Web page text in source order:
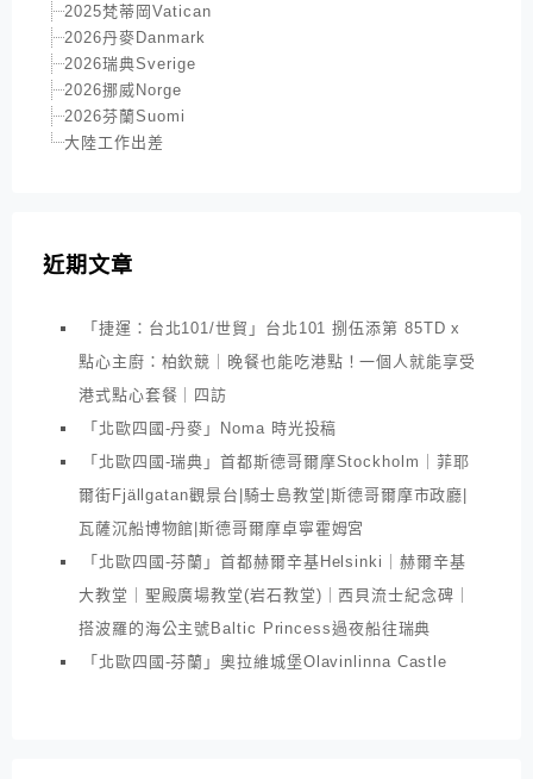
2025梵蒂岡Vatican
2026丹麥Danmark
2026瑞典Sverige
2026挪威Norge
2026芬蘭Suomi
大陸工作出差
近期文章
「捷運：台北101/世貿」台北101 捌伍添第 85TD x
點心主廚：柏欽競｜晚餐也能吃港點！一個人就能享受
港式點心套餐｜四訪
「北歐四國-丹麥」Noma 時光投稿
「北歐四國-瑞典」首都斯德哥爾摩Stockholm｜菲耶
爾街Fjällgatan觀景台|騎士島教堂|斯德哥爾摩市政廳|
瓦薩沉船博物館|斯德哥爾摩卓寧霍姆宮
「北歐四國-芬蘭」首都赫爾辛基Helsinki｜赫爾辛基
大教堂｜聖殿廣場教堂(岩石教堂)｜西貝流士紀念碑｜
搭波羅的海公主號Baltic Princess過夜船往瑞典
「北歐四國-芬蘭」奧拉維城堡Olavinlinna Castle